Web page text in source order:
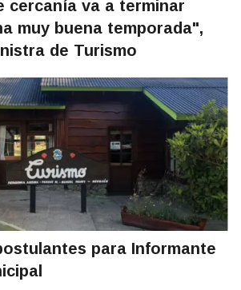
cercanía va a terminar
muy buena temporada",
de Turismo
para Informante